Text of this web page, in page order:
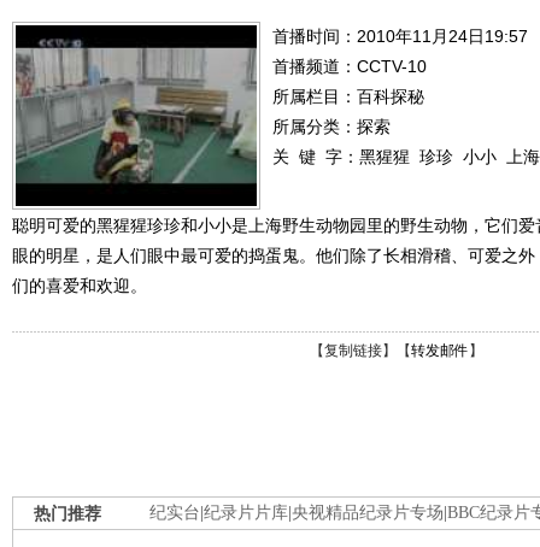
首播时间：2010年11月24日19:57
首播频道： CCTV-10
所属栏目： 百科探秘
所属分类：探索
关 键 字： 黑猩猩 珍珍 小小 上
聪明可爱的黑猩猩珍珍和小小是上海野生动物园里的野生动物，它们
眼的明星，是人们眼中最可爱的捣蛋鬼。他们除了长相滑稽、可爱之
们的喜爱和欢迎。
【复制链接】【转发邮件 】
纪实台 纪录片片库 央视精品纪录片专场 BBC纪录片
热门推荐